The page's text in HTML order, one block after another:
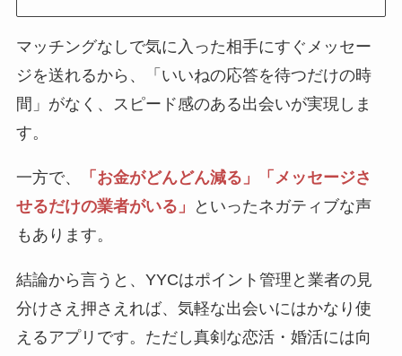
マッチングなしで気に入った相手にすぐメッセー
ジを送れるから、「いいねの応答を待つだけの時
間」がなく、スピード感のある出会いが実現しま
す。
一方で、
「お金がどんどん減る」「メッセージさ
せるだけの業者がいる」
といったネガティブな声
もあります。
結論から言うと、YYCはポイント管理と業者の見
分けさえ押さえれば、気軽な出会いにはかなり使
えるアプリです。ただし真剣な恋活・婚活には向